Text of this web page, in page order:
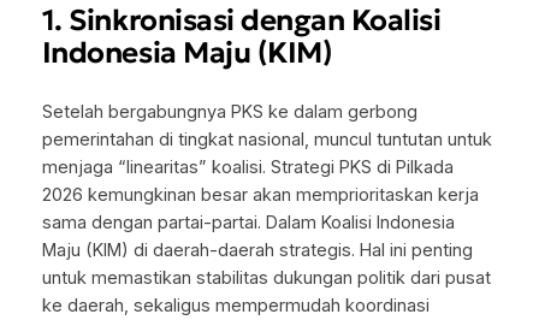
1. Sinkronisasi dengan Koalisi
Indonesia Maju (KIM)
Setelah bergabungnya PKS ke dalam gerbong
pemerintahan di tingkat nasional, muncul tuntutan untuk
menjaga “linearitas” koalisi. Strategi PKS di Pilkada
2026 kemungkinan besar akan memprioritaskan kerja
sama dengan partai-partai. Dalam Koalisi Indonesia
Maju (KIM) di daerah-daerah strategis. Hal ini penting
untuk memastikan stabilitas dukungan politik dari pusat
ke daerah, sekaligus mempermudah koordinasi